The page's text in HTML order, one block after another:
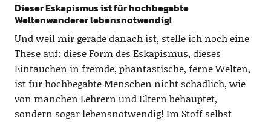
Dieser Eskapismus ist für hochbegabte
Weltenwanderer lebensnotwendig!
Und weil mir gerade danach ist, stelle ich noch eine
These auf: diese Form des Eskapismus, dieses
Eintauchen in fremde, phantastische, ferne Welten,
ist für hochbegabte Menschen nicht schädlich, wie
von manchen Lehrern und Eltern behauptet,
sondern sogar lebensnotwendig! Im Stoff selbst